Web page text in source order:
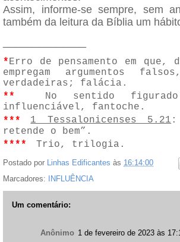
Assim, informe-se sempre, sem
também da leitura da Bíblia um
*Erro de pensamento em que,
empregam argumentos
verdadeiras; falácia.
**
No sentido
influenciável, fantoche.
***
1 Tessalonicenses 5.21:
retende o bem”.
****
Trio, trilogia.
Postado por Linhas Edificantes às 16:14:00
Marcadores:
INFLUÊNCIA
Um comentário:
Anônimo 1 de fevereiro de 2023 às